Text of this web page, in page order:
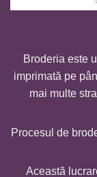
Broderia este
imprimată pe
mai multe
Procesul de
Această